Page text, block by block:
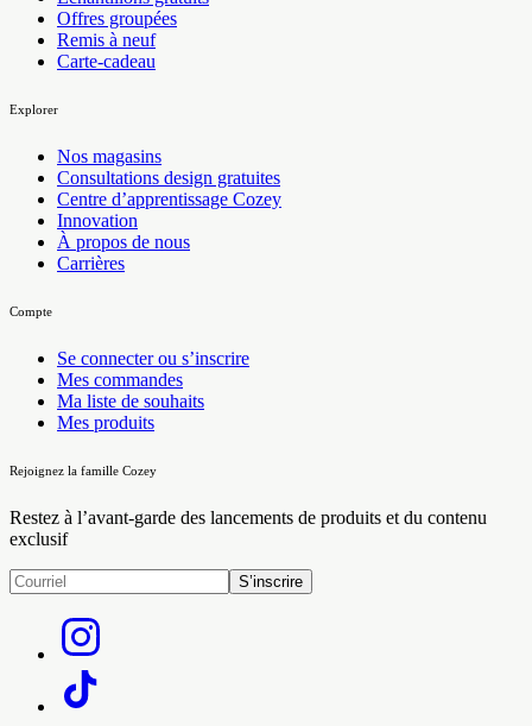
Offres groupées
Remis à neuf
Carte-cadeau
Explorer
Nos magasins
Consultations design gratuites
Centre d’apprentissage Cozey
Innovation
À propos de nous
Carrières
Compte
Se connecter ou s’inscrire
Mes commandes
Ma liste de souhaits
Mes produits
Rejoignez la famille Cozey
Restez à l’avant-garde des lancements de produits et du contenu
exclusif
S’inscrire